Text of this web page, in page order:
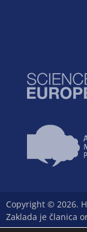
Copyright © 2026.
Zaklada je članica